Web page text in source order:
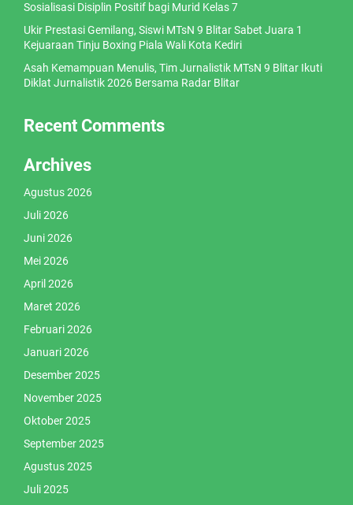
Sosialisasi Disiplin Positif bagi Murid Kelas 7
Ukir Prestasi Gemilang, Siswi MTsN 9 Blitar Sabet Juara 1
Kejuaraan Tinju Boxing Piala Wali Kota Kediri
Asah Kemampuan Menulis, Tim Jurnalistik MTsN 9 Blitar Ikuti
Diklat Jurnalistik 2026 Bersama Radar Blitar
Recent Comments
Archives
Agustus 2026
Juli 2026
Juni 2026
Mei 2026
April 2026
Maret 2026
Februari 2026
Januari 2026
Desember 2025
November 2025
Oktober 2025
September 2025
Agustus 2025
Juli 2025